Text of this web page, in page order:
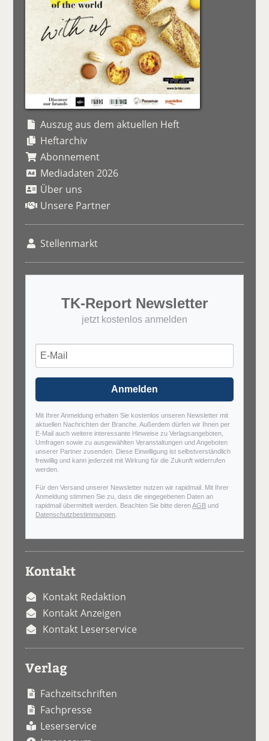
Auszug aus dem aktuellen Heft
Heftarchiv
Abonnement
Mediadaten 2026
Über uns
Unsere Partner
Stellenmarkt
TK-Report Newsletter
jetzt kostenlos anmelden
Anmelden
Mit Ihrer Anmeldung erhalten Sie kostenlos unseren Newsletter mit
aktuellen Nachrichten der Branche. Außerdem dürfen wir Ihnen per
E-Mail auch weitere interessante Hinweise zu Verlagsangeboten,
Umfragen sowie zu ausgewählten Veranstaltungen und Angeboten
unserer Partner zusenden. Diese Einwilligung ist selbstverständlich
freiwillig und kann jederzeit mit Wirkung für die Zukunft widerrufen
werden.
Für den Versand unserer Newsletter nutzen wir rapidmail. Mit Ihrer
Anmeldung stimmen Sie zu, dass die eingegebenen Daten an
rapidmail übermittelt werden. Beachten Sie bitte derenAGB und
Datenschutzbestimmungen
Kontakt
Kontakt Redaktion
Kontakt Anzeigen
Kontakt Leserservice
Verlag
Fachzeitschriften
Fachpresse
Leserservice